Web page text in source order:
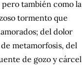
también como la
tormento que
del dolor
metamorfosis, del
de gozo y cárcel